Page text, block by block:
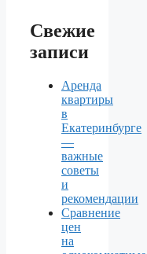
Свежие
записи
Аренда
квартиры
в
Екатеринбурге
—
важные
советы
и
рекомендации
Сравнение
цен
на